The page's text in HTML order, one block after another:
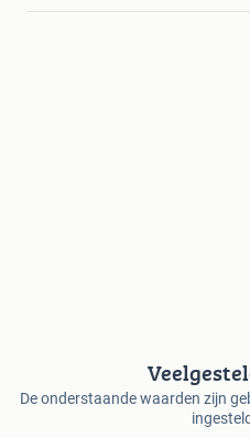
De onderstaande waarden zijn